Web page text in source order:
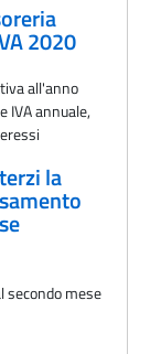
2020
all'anno
IVA annuale,
la
secondo mese